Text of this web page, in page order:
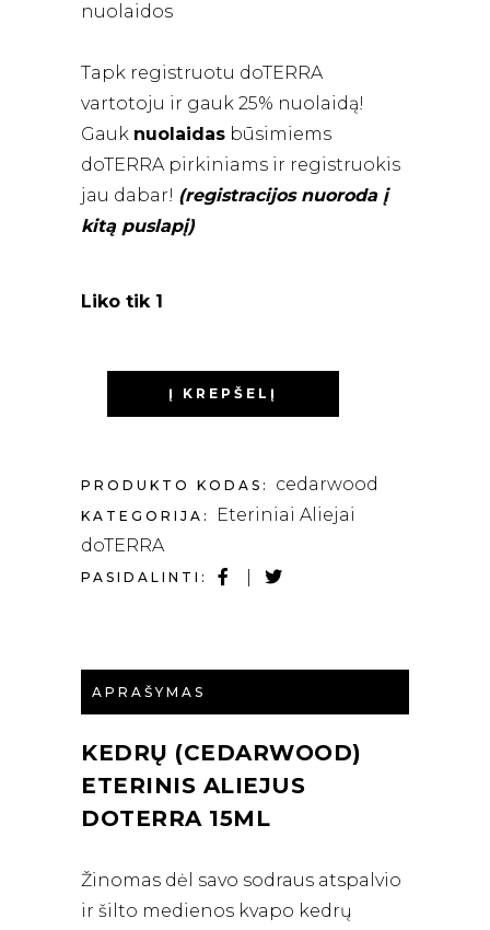
nuolaidos
Tapk registruotu doTERRA
vartotoju ir gauk 25% nuolaidą!
Gauk nuolaidas būsimiems
doTERRA pirkiniams ir registruokis
jau dabar! (registracijos nuoroda į
kitą puslapį)
Liko tik 1
Į KREPŠELĮ
PRODUKTO KODAS: cedarwood
KATEGORIJA:
Eteriniai Aliejai
doTERRA
PASIDALINTI:
APRAŠYMAS
KEDRŲ (CEDARWOOD)
ETERINIS ALIEJUS
DOTERRA 15ML
Žinomas dėl savo sodraus atspalvio
ir šilto medienos kvapo kedrų